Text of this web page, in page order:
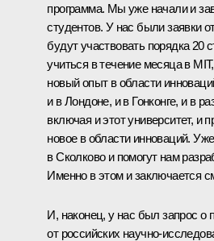
программа. Мы уже начали и
студентов. У нас были заявки
будут участвовать порядка 20
учиться в течение месяца в
новый опыт в области
и в Лондоне, и в Гонконге, и в
включая и этот университет, и
новое в области инноваций.
в Сколково и помогут нам
Именно в этом и заключается
И, наконец, у нас был запрос о
от российских научно-